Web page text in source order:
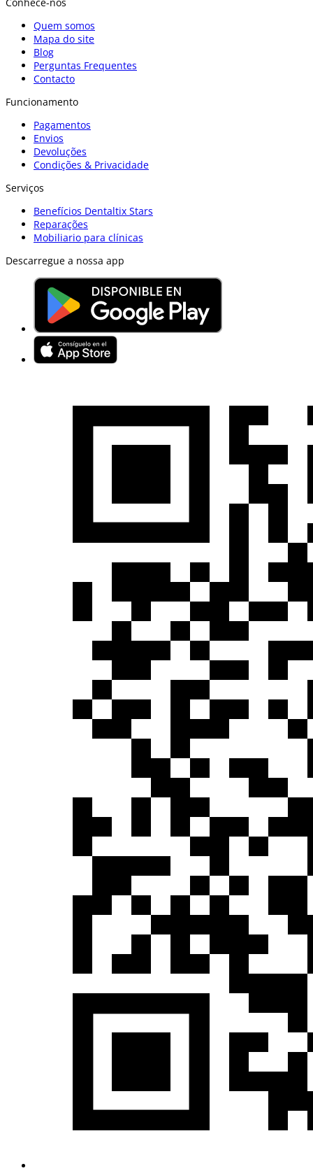
Quem somos
Mapa do site
Blog
Perguntas Frequentes
Contacto
Funcionamento
Pagamentos
Envios
Devoluções
Condições & Privacidade
Serviços
Benefícios Dentaltix Stars
Reparações
Mobiliario para clínicas
Descarregue a nossa app